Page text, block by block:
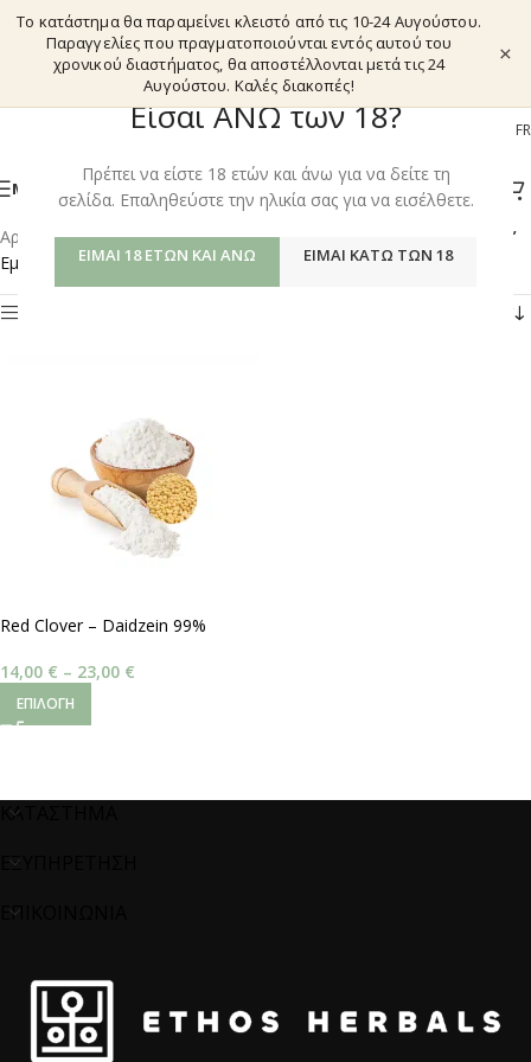
Είσαι ΑΝΩ των 18?
Πρέπει να είστε 18 ετών και άνω για να δείτε τη
σελίδα. Επαληθεύστε την ηλικία σας για να εισέλθετε.
ΕΊΜΑΙ 18 ΕΤΏΝ ΚΑΙ ΆΝΩ ΕΊΜΑΙ ΚΆΤΩ ΤΩΝ 18
Το κατάστημα θα παραμείνει κλειστό από τις 10-24 Αυγούστου.
Παραγγελίες που πραγματοποιούνται εντός αυτού του
χρονικού διαστήματος, θα αποστέλλονται μετά τις 24
Αυγούστου. Καλές διακοπές!
×
EL FR
ΜΕΝΟΎ
Αρχική σελίδα/Shop/Προϊόντα με ετικέτα “COGNITIVE HEALTH”
Εμφάνιση του μοναδικού αποτελέσματος
Red Clover – Daidzein 99%
14,00 € – 23,00 €
ΕΠΙΛΟΓΉ
ΚΑΤΑΣΤΗΜΑ
ΕΞΥΠΗΡΕΤΗΣΗ
ΕΠΙΚΟΙΝΩΝΙΑ